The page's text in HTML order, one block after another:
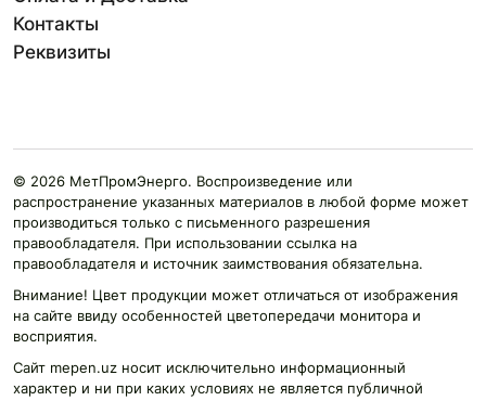
Контакты
Реквизиты
© 2026 МетПромЭнерго. Воспроизведение или
распространение указанных материалов в любой форме может
производиться только с письменного разрешения
правообладателя. При использовании ссылка на
правообладателя и источник заимствования обязательна.
Внимание! Цвет продукции может отличаться от изображения
на сайте ввиду особенностей цветопередачи монитора и
восприятия.
Сайт mepen.uz носит исключительно информационный
характер и ни при каких условиях не является публичной